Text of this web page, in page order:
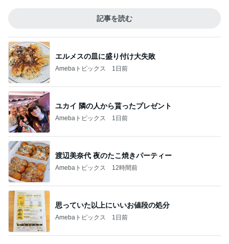
記事を読む
エルメスの皿に盛り付け大失敗
Amebaトピックス 1日前
ユカイ 隣の人から貰ったプレゼント
Amebaトピックス 1日前
渡辺美奈代 夜のたこ焼きパーティー
Amebaトピックス 12時間前
思っていた以上にいいお値段の処分
Amebaトピックス 1日前